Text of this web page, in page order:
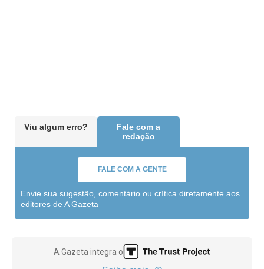
Viu algum erro?
Fale com a
redação
FALE COM A GENTE
Envie sua sugestão, comentário ou crítica diretamente aos
editores de A Gazeta
A Gazeta integra o